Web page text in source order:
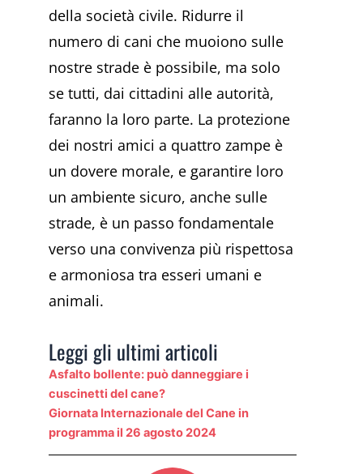
della società civile. Ridurre il
numero di cani che muoiono sulle
nostre strade è possibile, ma solo
se tutti, dai cittadini alle autorità,
faranno la loro parte. La protezione
dei nostri amici a quattro zampe è
un dovere morale, e garantire loro
un ambiente sicuro, anche sulle
strade, è un passo fondamentale
verso una convivenza più rispettosa
e armoniosa tra esseri umani e
animali.
Leggi gli ultimi articoli
Asfalto bollente: può danneggiare i
cuscinetti del cane?
Giornata Internazionale del Cane in
programma il 26 agosto 2024